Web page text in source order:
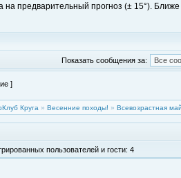
на предварительный прогноз (± 15°).
Показать сообщения за:
]
Круга » Весенние походы! » Всевозрастная
пользователей и гости: 4